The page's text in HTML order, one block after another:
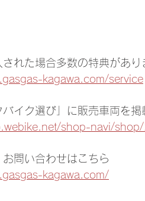
された場合多数の特典があ
kagawa.com/service
バイク選び」に販売車両を
shop-navi/
お問い合わせはこちら
kagawa.com/